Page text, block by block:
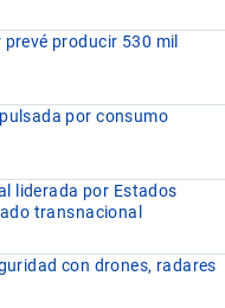
producir 530 mil
por consumo
liderada por Estados
transnacional
con drones, radares